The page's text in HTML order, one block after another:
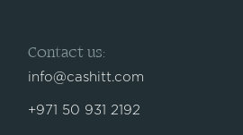
Contact us:
info@cashitt.com
+971 50 931 2192